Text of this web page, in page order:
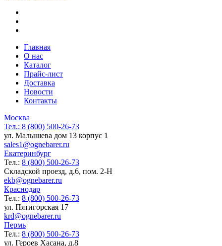
Главная
О нас
Каталог
Прайс-лист
Доставка
Новости
Контакты
Москва
Тел.: 8 (800) 500-26-73
ул. Малышева дом 13 корпус 1
sales1@ognebarer.ru
Екатеринбург
Тел.: 8 (800) 500-26-73
Складской проезд, д.6, пом. 2-Н
ekb@ognebarer.ru
Краснодар
Тел.: 8 (800) 500-26-73
ул. Пятигорская 17
krd@ognebarer.ru
Пермь
Тел.: 8 (800) 500-26-73
ул. Героев Хасана, д.8